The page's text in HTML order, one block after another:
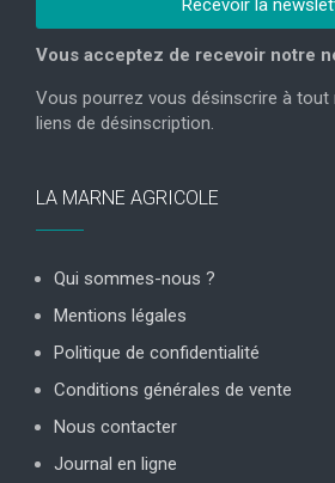
Vous acceptez de recevoir notre
Vous pourrez vous désinscrire à tout
liens de désinscription.
LA MARNE AGRICOLE
Qui sommes-nous ?
Mentions légales
Politique de confidentialité
Conditions générales de vente
Nous contacter
Journal en ligne